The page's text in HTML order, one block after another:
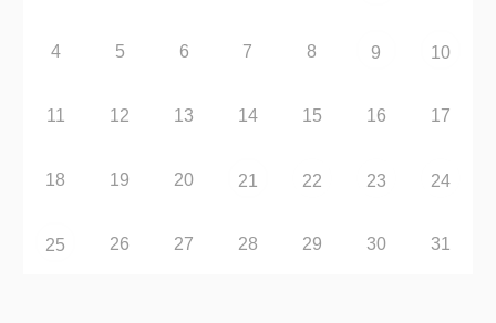
4 5 6 7 8 9 10
11 12 13 14 15 16 17
18 19 20 21 22 23 24
25 26 27 28 29 30 31